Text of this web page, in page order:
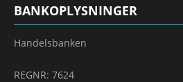
BANKOPLYSNINGER
Handelsbanken
REGNR: 7624